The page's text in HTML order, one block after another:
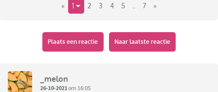
« 1 2 3 4 5 7 »
Plaats een reactie Naar laatste reactie
_melon
26-10-2021 om 16:05